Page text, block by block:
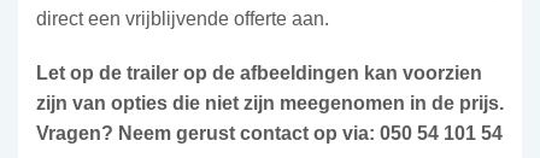
direct een vrijblijvende offerte aan.
Let op de trailer op de afbeeldingen kan voorzien
zijn van opties die niet zijn meegenomen in de prijs.
Vragen? Neem gerust contact op via: 050 54 101 54